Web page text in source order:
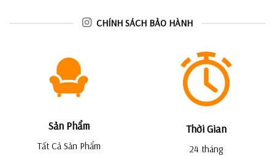
CHÍNH SÁCH BẢO HÀNH
Sản Phẩm
Tất Cả Sản Phẩm
Thời Gian
24 tháng